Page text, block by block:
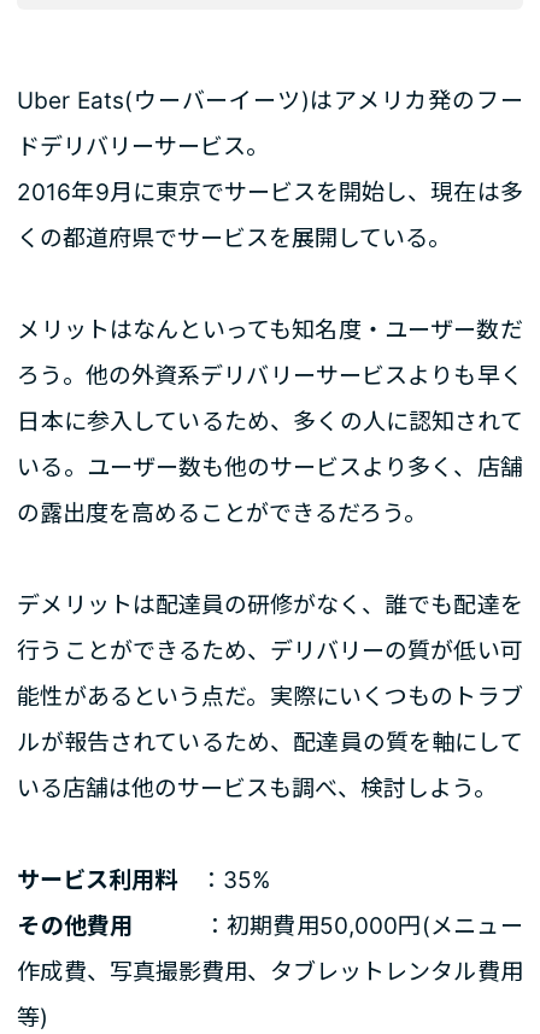
Uber Eats(ウーバーイーツ)はアメリカ発のフー
ドデリバリーサービス。
2016年9月に東京でサービスを開始し、現在は多
くの都道府県でサービスを展開している。
メリットはなんといっても知名度・ユーザー数だ
ろう。他の外資系デリバリーサービスよりも早く
日本に参入しているため、多くの人に認知されて
いる。ユーザー数も他のサービスより多く、店舗
の露出度を高めることができるだろう。
デメリットは配達員の研修がなく、誰でも配達を
行うことができるため、デリバリーの質が低い可
能性があるという点だ。実際にいくつものトラブ
ルが報告されているため、配達員の質を軸にして
いる店舗は他のサービスも調べ、検討しよう。
サービス利用料：35%
その他費用
：初期費用50,000円(メニュー
作成費、写真撮影費用、タブレットレンタル費用
等)